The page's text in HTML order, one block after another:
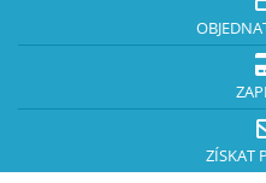
ZÍSKAT